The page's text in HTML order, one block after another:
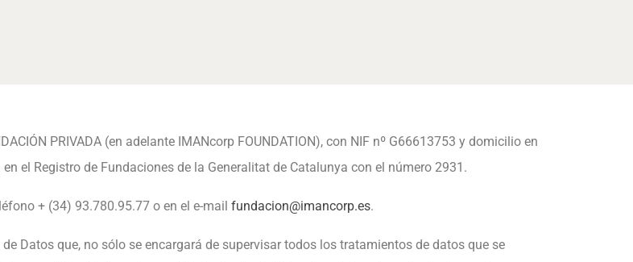
PRIVADA (en adelante IMANcorp FOUNDATION), con NIF nº G66613753 y domicilio en
el Registro de Fundaciones de la Generalitat de Catalunya con el número 2931.
+ (34) 93.780.95.77 o en el e-mail fundacion@imancorp.es.
Datos que, no sólo se encargará de supervisar todos los tratamientos de datos que se